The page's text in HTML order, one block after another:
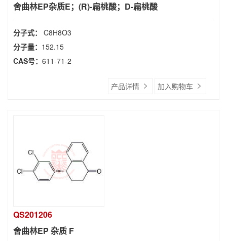
舍曲林EP杂质E；(R)-扁桃酸；D-扁桃酸
分子式： C8H8O3
分子量： 152.15
CAS号： 611-71-2
产品详情 加入购物车
QS201206
舍曲林EP 杂质 F